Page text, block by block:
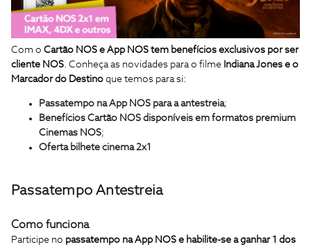
Com o Cartão NOS e App NOS tem benefícios exclusivos por ser
cliente NOS. Conheça as novidades para o filme Indiana Jones e o
Marcador do Destino que temos para si:
Passatempo na App NOS para a antestreia;
Benefícios Cartão NOS disponíveis em formatos premium
Cinemas NOS;
Oferta bilhete cinema 2x1
Passatempo Antestreia
Como funciona
Participe no passatempo na App NOS e habilite-se a ganhar 1 dos